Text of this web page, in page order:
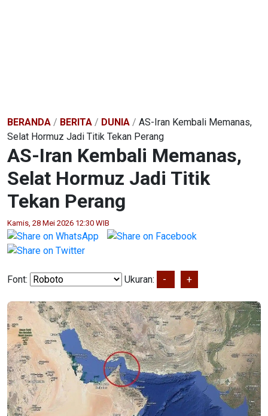
BERANDA / BERITA / DUNIA / AS-Iran Kembali Memanas,
Selat Hormuz Jadi Titik Tekan Perang
AS-Iran Kembali Memanas,
Selat Hormuz Jadi Titik
Tekan Perang
Kamis, 28 Mei 2026 12:30 WIB
Font: Ukuran: - +